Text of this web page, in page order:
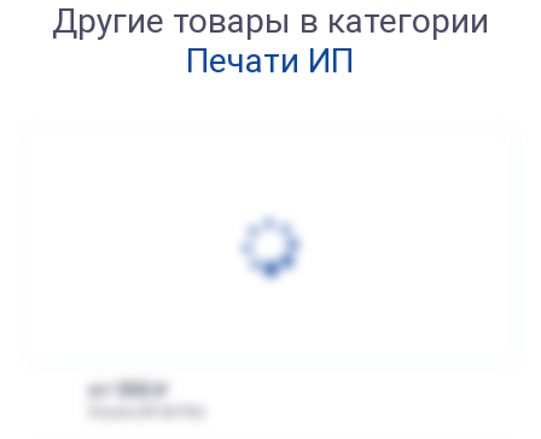
Другие товары в категории
Печати ИП
от 550